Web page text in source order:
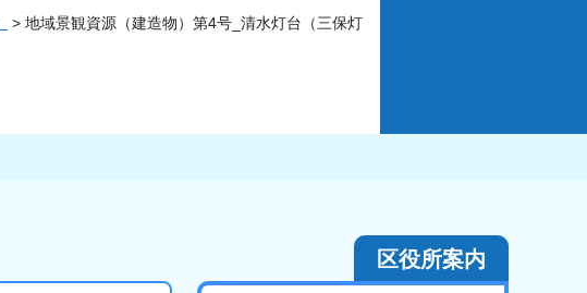
> 地域景観資源（建造物）第4号_清水灯台（三保灯
区役所案内